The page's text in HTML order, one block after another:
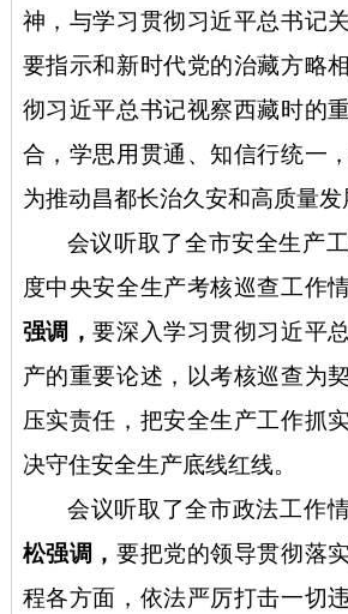
神，与学习贯彻习近平总书记
要指示和新时代党的治藏方略
彻习近平总书记视察西藏时的
合，学思用贯通、知信行统一
为推动昌都长治久安和高质量发
会议听取了全市安全生产
度中央安全生产考核巡查工作
强调，要深入学习贯彻习近平
产的重要论述，以考核巡查为
压实责任，把安全生产工作抓
决守住安全生产底线红线。
会议听取了全市政法工作
松强调， 要把党的领导贯彻落
程各方面，依法严厉打击一切